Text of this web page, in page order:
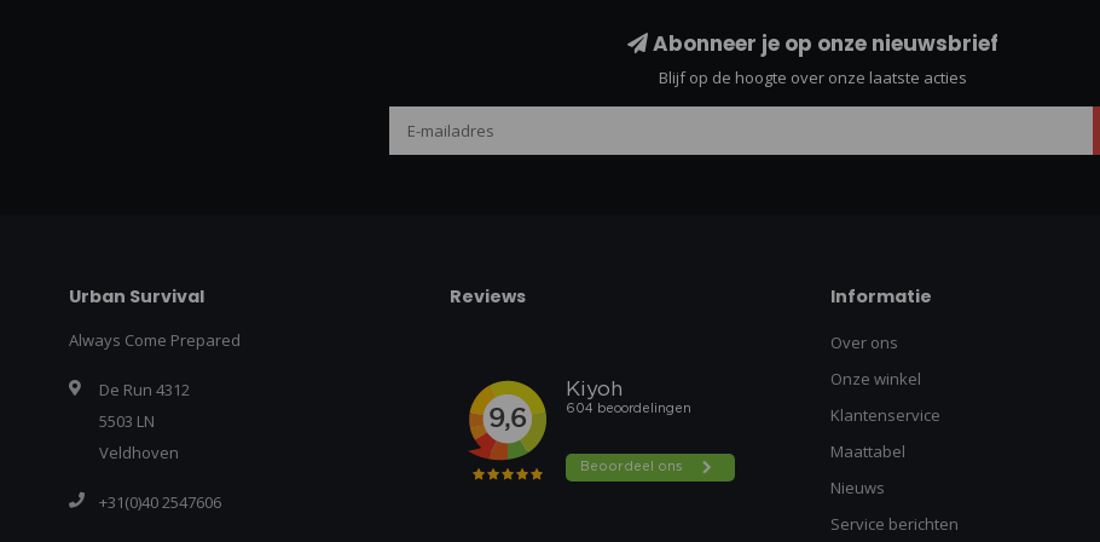
Abonneer je op onze nieuwsbrief
Blijf op de hoogte over onze laatste acties
Urban Survival
Always Come Prepared
De Run 4312
5503 LN
Veldhoven
+31(0)40 2547606
Reviews Informatie
Over ons
Onze winkel
Klantenservice
Maattabel
Nieuws
Service berichten